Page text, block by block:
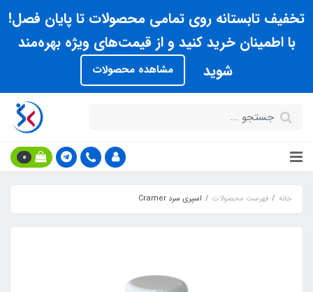
تخفیف تابستانه روی تمامی محصولات تا پایان فصل!
با اطمینان خرید کنید و از قیمت‌های ویژه بهره‌مند
شوید
مشاهده محصولات
0
خانه فهرست محصولات اسپري سرد Cramer